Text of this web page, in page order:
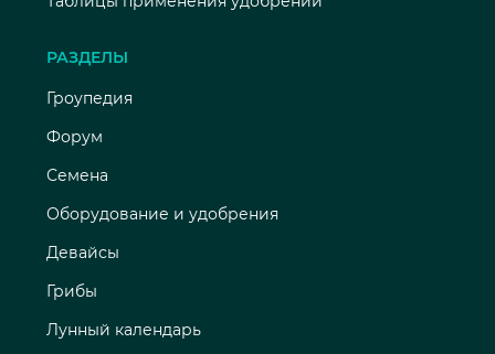
РАЗДЕЛЫ
Гроупедия
Форум
Семена
Оборудование и удобрения
Девайсы
Грибы
Лунный календарь